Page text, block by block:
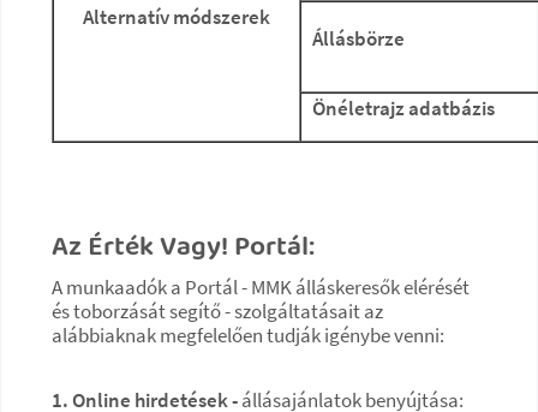
Alternatív módszerek
Állásbörze
Önéletrajz adatbázis
Az Érték Vagy! Portál:
A munkaadók a Portál - MMK álláskeresők elérését
és toborzását segítő - szolgáltatásait az
alábbiaknak megfelelően tudják igénybe venni:
1. Online hirdetések -állásajánlatok benyújtása: